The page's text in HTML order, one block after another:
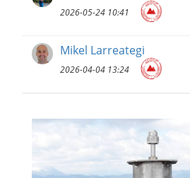
2026-05-24 10:41
Mikel Larreategi
2026-04-04 13:24